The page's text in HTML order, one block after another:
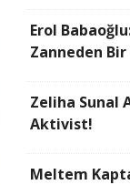
Erol
Zanneden
Zeliha Sunal
Aktivist!
Meltem